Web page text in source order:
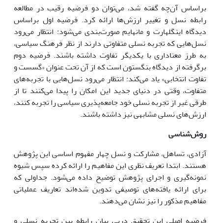
براساس آن‌چه گفته شد، مى‌توان دو فرضیه رقیب در مطالعه
رابطه نسل و تغییر ارزش‌ها ارائه کرد. فرضیه اول براساس
دیدگاه اینگلهارت و مانهایم صورت‌بندى مى‌شود: انتظار مى‌رود
نسل‌هایى که تجربه نسلى متفاوتى دارند از نظر فرهنگ سیاسى،
به طرز معنادارى با یکدیگر تفاوت داشته باشند. فرضیه دوم
برگرفته از دیدگاه بنگستون است که از آن تحت عنوان «گسست و
تفاوت انتخابى» یاد مى‌کند: انتظار مى‌رود نسل‌هایى با تجربه‌هاى
متفاوت، وقتى در دنیاى جدید این امکان را پیدا مى‌کنند تا از
طرقى غیر از تجربه نسلى خود جامعه‌پذیرى سیاسى را تجربه کنند،
ارزش‌هاى نسلى مشابهى نیز داشته باشند.
روششناسى
آزادى، تساهل، مشارکت و نسل چهار مفهوم اساسى این پژوهش
هستند. ابتدا تعریف نظرى این مفاهیم را ارائه کرده سپس شیوه
نمونه‌گیرى و اجراى پژوهش توضیح داده مى‌شود. جداولى که
براى ارائه یافته‌هاى توصیفى تدوین شده‌اند تعاریف عملیاتى
مفاهیم مذکور را نیز نشان مى‌دهند.